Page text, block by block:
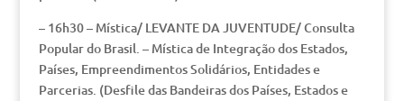
– 16h30 – Mística/ LEVANTE DA JUVENTUDE/ Consulta
Popular do Brasil. – Mística de Integração dos Estados,
Países, Empreendimentos Solidários, Entidades e
Parcerias. (Desfile das Bandeiras dos Países, Estados e